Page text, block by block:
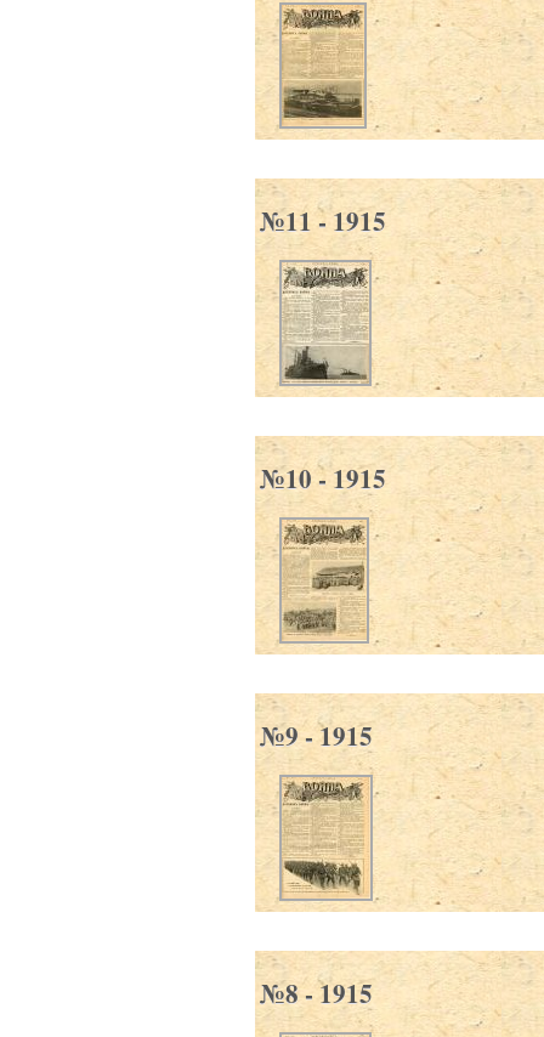
№11 - 1915
№10 - 1915
№9 - 1915
№8 - 1915